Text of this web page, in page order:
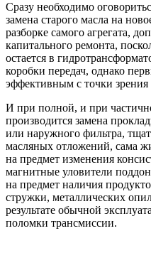
Сразу необходимо
замена старого масла на
разборке самого агрегата,
капитального ремонта,
остается в
коробки передач, однако
эффективным с точки
И при полной, и при
производится замена
или наружного фильтра,
масляных отложений, сама
на предмет изменения
магнитные уловители
на предмет наличия
стружки, металлических
результате обычной
поломки трансмиссии.